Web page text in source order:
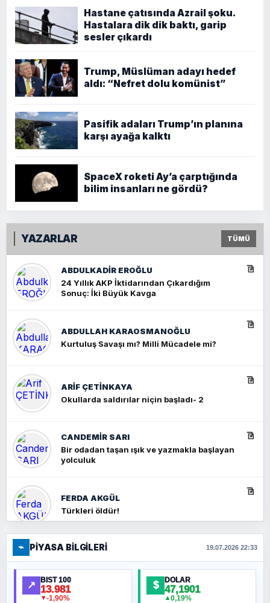
Hastane çatısında Azrail şoku.
Hastalara dik dik baktı, garip
sesler çıkardı
Trump, Müslüman adayı hedef
aldı: “Nefret dolu komünist”
Pasifik adaları Trump’ın planına
karşı ayağa kalktı
SpaceX roketi Ay’a çarptığında
bilim insanları ne gördü?
YAZARLAR TÜMÜ
ABDULKADIR EROĞLU
24 Yıllık AKP İktidarından Çıkardığım
Sonuç: İki Büyük Kavga
ABDULLAH KARAOSMANOĞLU
Kurtuluş Savaşı mı? Milli Mücadele mi?
ARIF ÇETİNKAYA
Okullarda saldırılar niçin başladı- 2
CANDEMIR SARI
Bir odadan taşan ışık ve yazmakla başlayan
yolculuk
FERDA AKGÜL
Türkleri öldür!
FERHAT BÜYÜKKALKAN
Ankara Zirvesi: NATO Toplantısı mı, Yeni
Ortadoğu Haritasının Provası mı?
⌁ PIYASA BILGILERI 19.07.2026 22:33
↗ BIST 100
13.981
▼-1,90%
$ DOLAR
47,1901
▲0,19%